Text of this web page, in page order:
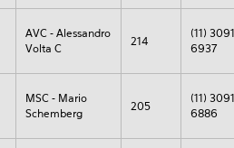
AVC - Alessandro
Volta C
214
(11)
6937
MSC - Mario
Schemberg
205
(11)
6886